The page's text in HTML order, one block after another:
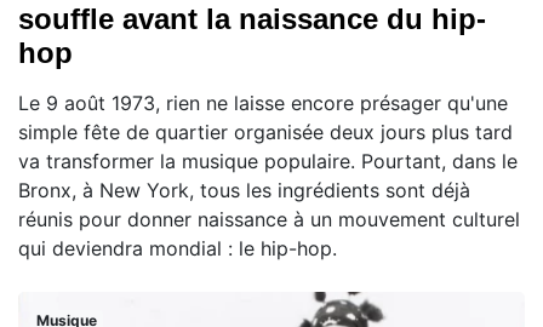
souffle avant la naissance du hip-
hop
Le 9 août 1973, rien ne laisse encore présager qu'une
simple fête de quartier organisée deux jours plus tard
va transformer la musique populaire. Pourtant, dans le
Bronx, à New York, tous les ingrédients sont déjà
réunis pour donner naissance à un mouvement culturel
qui deviendra mondial : le hip-hop.
Musique